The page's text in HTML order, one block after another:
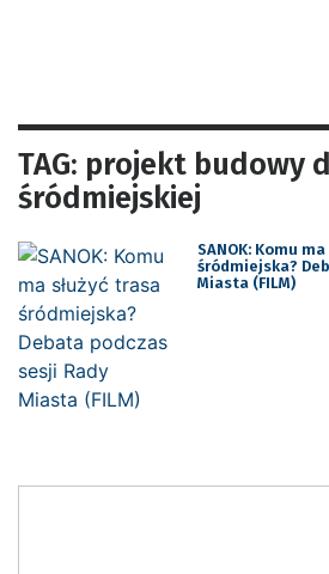
TAG: projekt budowy
śródmiejskiej
SANOK: Komu
śródmiejska?
Miasta (FILM)